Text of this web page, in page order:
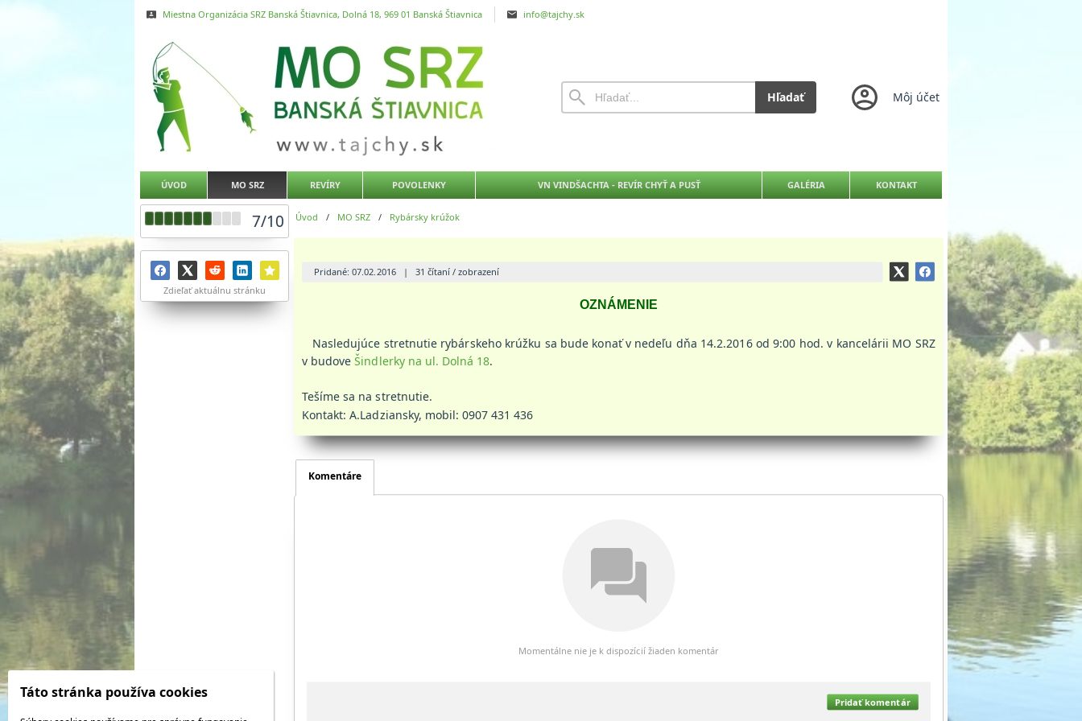
Miestna Organizácia SRZ Banská Štiavnica, Dolná 18, 969 01 Banská Štiavnica info@tajchy.sk
Hľadať Môj účet
ÚVOD MO SRZ REVÍRY POVOLENKY VN VINDŠACHTA - REVÍR CHYŤ A PUSŤ GALÉRIA KONTAKT
7/10
Zdieľať aktuálnu stránku
Úvod / MO SRZ / Rybársky krúžok
Pridané: 07.02.2016| 31 čítaní / zobrazení
OZNÁMENIE
Nasledujúce stretnutie rybárskeho krúžku sa bude konať v nedeľu dňa 14.2.2016 od 9:00 hod. v kancelárii MO SRZ
v budoveŠindlerky na ul. Dolná 18.
Tešíme sa na stretnutie.
Kontakt: A.Ladziansky, mobil: 0907 431 436
Komentáre
Momentálne nie je k dispozícií žiaden komentár
Pridať komentár
Táto stránka používa cookies